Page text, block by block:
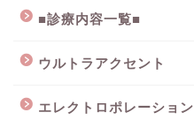
■診療内容一覧■
ウルトラアクセント
エレクトロポレーション